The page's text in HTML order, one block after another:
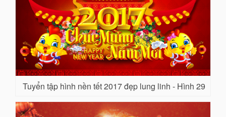
Tuyển tập hình nền tết 2017 đẹp lung linh - Hình 29